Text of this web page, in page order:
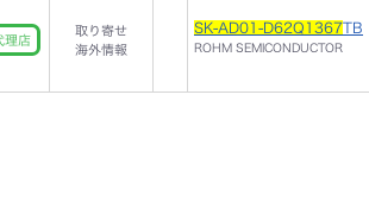
理店
取り寄せ
海外情報
SK-AD01-D62Q1367TB
ROHM SEMICONDUCTOR